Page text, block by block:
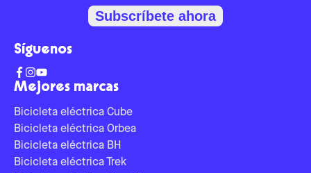
Mejores marcas
Bicicleta eléctrica Cube
Bicicleta eléctrica Orbea
Bicicleta eléctrica BH
Bicicleta eléctrica Trek
Subscríbete ahora
Síguenos